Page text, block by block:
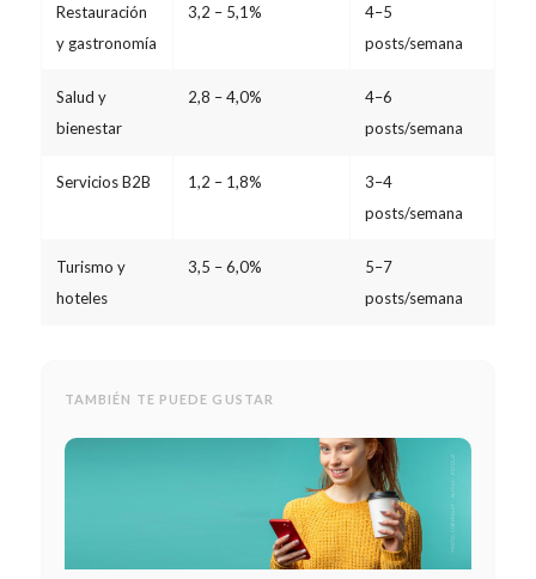
Restauración
y gastronomía
3,2 – 5,1%
4–5
posts/semana
Salud y
bienestar
2,8 – 4,0%
4–6
posts/semana
Servicios B2B 1,2 – 1,8%
3–4
posts/semana
Turismo y
hoteles
3,5 – 6,0%
5–7
posts/semana
TAMBIÉN TE PUEDE GUSTAR